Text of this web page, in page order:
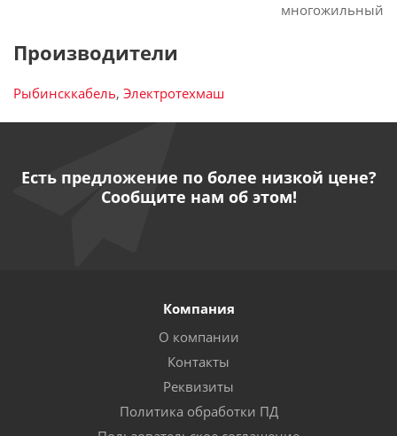
многожильный
Производители
Рыбинсккабель, Электротехмаш
Есть предложение по более низкой цене?
Сообщите нам об этом!
Компания
О компании
Контакты
Реквизиты
Политика обработки ПД